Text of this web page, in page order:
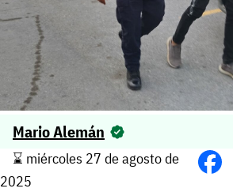
Mario Alemán
⌛️ miércoles 27 de agosto de
2025